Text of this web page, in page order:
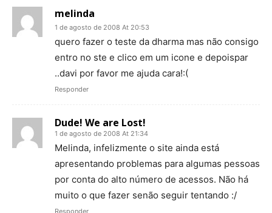
melinda
1 de agosto de 2008 At 20:53
quero fazer o teste da dharma mas não consigo
entro no ste e clico em um icone e depoispar
..davi por favor me ajuda cara!:(
Responder
Dude! We are Lost!
1 de agosto de 2008 At 21:34
Melinda, infelizmente o site ainda está
apresentando problemas para algumas pessoas
por conta do alto número de acessos. Não há
muito o que fazer senão seguir tentando :/
Responder